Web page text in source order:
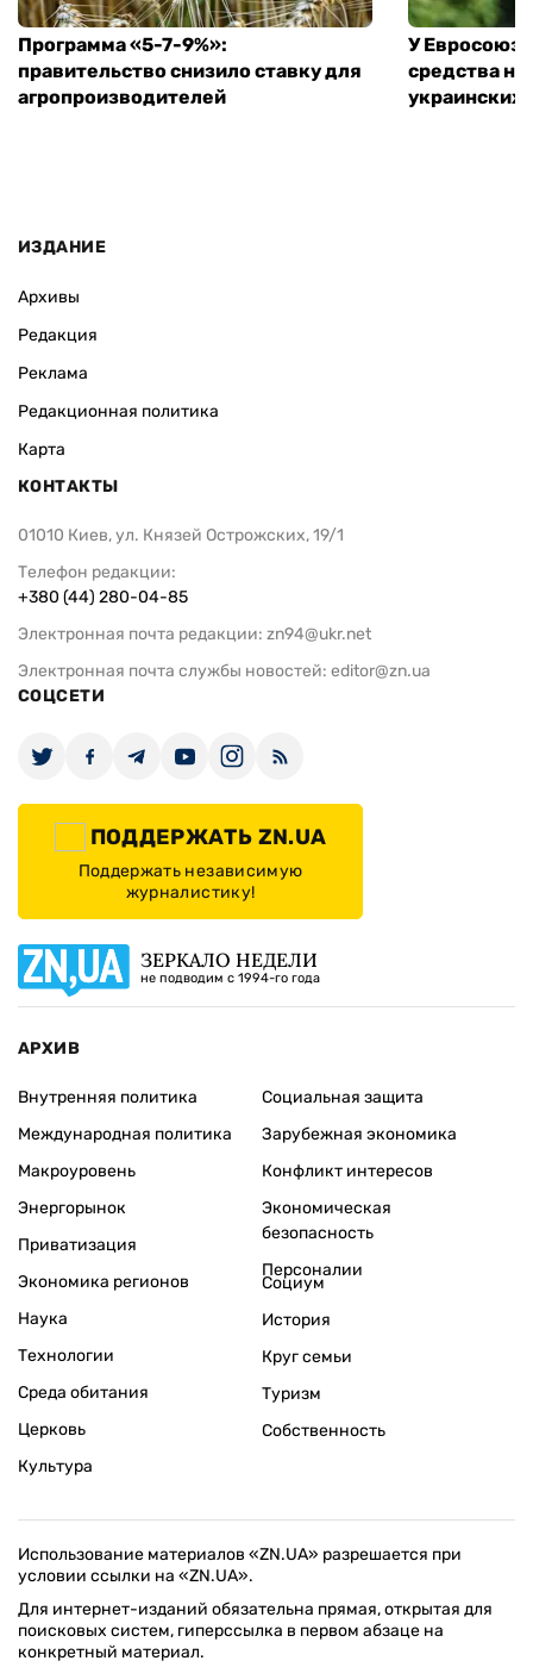
Программа «5-7-9%»:
правительство снизило ставку для
агропроизводителей
У
средства
ИЗДАНИЕ
Архивы
Редакция
Реклама
Редакционная политика
Карта
КОНТАКТЫ
01010 Киев, ул. Князей Острожских, 19/1
Телефон редакции:
+380 (44) 280-04-85
Электронная почта редакции: zn94@ukr.net
Электронная почта службы новостей: editor@zn.ua
СОЦСЕТИ
ПОДДЕРЖАТЬ ZN.UA
Поддержать независимую
журналистику!
ЗЕРКАЛО НЕДЕЛИ
не подводим с 1994-го года
АРХИВ
Внутренняя политика
Международная политика
Макроуровень
Энергорынок
Приватизация
Экономика регионов
Социальная защита
Зарубежная экономика
Конфликт интересов
Экономическая
безопасность
Персоналии
Наука
Технологии
Среда обитания
Церковь
Культура
Социум
История
Круг семьи
Туризм
Собственность
Использование материалов «ZN.UA» разрешается при
условии ссылки на «ZN.UA».
Для интернет-изданий обязательна прямая, открытая для
поисковых систем, гиперссылка в первом абзаце на
конкретный материал.